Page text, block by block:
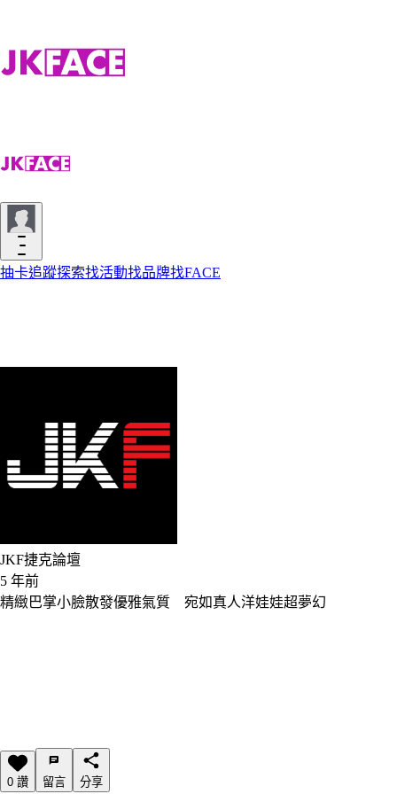
抽卡追蹤探索找活動找品牌找FACE
JKF捷克論壇
5 年前
精緻巴掌小臉散發優雅氣質 宛如真人洋娃娃超夢幻
0 讚 留言 分享